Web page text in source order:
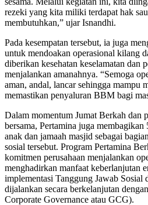
rezeki yang kita miliki terdapat hak
membutuhkan,” ujar Isnandhi.
Pada kesempatan tersebut, ia juga
untuk mendoakan operasional kilang
diberikan kesehatan keselamatan dan
menjalankan amanahnya. “Semoga
aman, andal, lancar sehingga mampu
memastikan penyaluran BBM bagi
Dalam momentum Jumat Berkah dan
bersama, Pertamina juga
anak dan jamaah masjid sebagai
sosial tersebut. Program Pertamina
komitmen perusahaan menjalankan
menghadirkan manfaat keberlanjutan
implementasi Tanggung Jawab
dijalankan secara berkelanjutan
Corporate Governance atau GCG).